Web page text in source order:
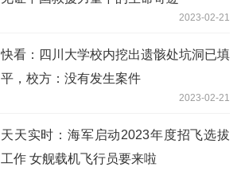
2023-02-21
快看：四川大学校内挖出遗骸处坑洞已填
平，校方：没有发生案件
2023-02-21
天天实时：海军启动2023年度招飞选拔
工作 女舰载机飞行员要来啦